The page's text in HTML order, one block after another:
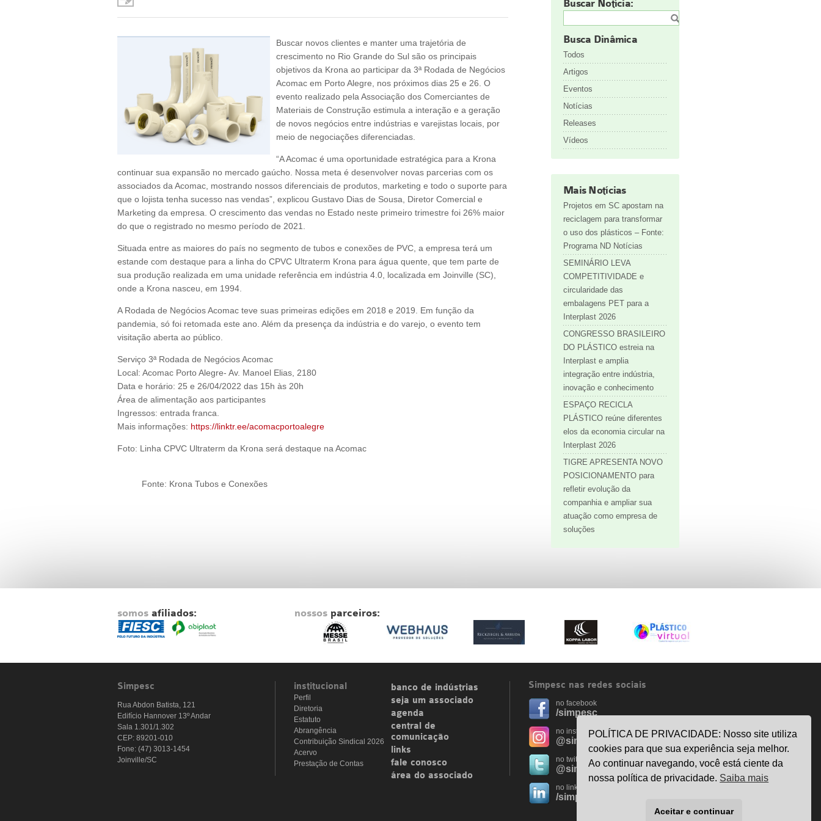
Buscar novos clientes e manter uma trajetória de
crescimento no Rio Grande do Sul são os principais
objetivos da Krona ao participar da 3ª Rodada de Negócios
Acomac em Porto Alegre, nos próximos dias 25 e 26. O
evento realizado pela Associação dos Comerciantes de
Materiais de Construção estimula a interação e a geração
de novos negócios entre indústrias e varejistas locais, por
meio de negociações diferenciadas.
“A Acomac é uma oportunidade estratégica para a Krona
continuar sua expansão no mercado gaúcho. Nossa meta é desenvolver novas parcerias com os
associados da Acomac, mostrando nossos diferenciais de produtos, marketing e todo o suporte para
que o lojista tenha sucesso nas vendas”, explicou Gustavo Dias de Sousa, Diretor Comercial e
Marketing da empresa. O crescimento das vendas no Estado neste primeiro trimestre foi 26% maior
do que o registrado no mesmo período de 2021.
Situada entre as maiores do país no segmento de tubos e conexões de PVC, a empresa terá um
estande com destaque para a linha do CPVC Ultraterm Krona para água quente, que tem parte de
sua produção realizada em uma unidade referência em indústria 4.0, localizada em Joinville (SC),
onde a Krona nasceu, em 1994.
A Rodada de Negócios Acomac teve suas primeiras edições em 2018 e 2019. Em função da
pandemia, só foi retomada este ano. Além da presença da indústria e do varejo, o evento tem
visitação aberta ao público.
Serviço 3ª Rodada de Negócios Acomac
Local: Acomac Porto Alegre- Av. Manoel Elias, 2180
Data e horário: 25 e 26/04/2022 das 15h às 20h
Área de alimentação aos participantes
Ingressos: entrada franca.
Mais informações: https://linktr.ee/acomacportoalegre
Foto: Linha CPVC Ultraterm da Krona será destaque na Acomac
Fonte: Krona Tubos e Conexões
Buscar Notícia:
Busca Dinâmica
Todos
Artigos
Eventos
Notícias
Releases
Vídeos
Mais Notícias
Projetos em SC apostam na
reciclagem para transformar
o uso dos plásticos – Fonte:
Programa ND Notícias
SEMINÁRIO LEVA
COMPETITIVIDADE e
circularidade das
embalagens PET para a
Interplast 2026
CONGRESSO BRASILEIRO
DO PLÁSTICO estreia na
Interplast e amplia
integração entre indústria,
inovação e conhecimento
ESPAÇO RECICLA
PLÁSTICO reúne diferentes
elos da economia circular na
Interplast 2026
TIGRE APRESENTA NOVO
POSICIONAMENTO para
refletir evolução da
companhia e ampliar sua
atuação como empresa de
soluções
somos afiliados: nossos parceiros:
Simpesc
Rua Abdon Batista, 121
Edifício Hannover 13º Andar
Sala 1.301/1.302
CEP: 89201-010
Fone: (47) 3013-1454
Joinville/SC
institucional
Perfil
Diretoria
Estatuto
Abrangência
Contribuição Sindical 2026
Acervo
Prestação de Contas
banco de indústrias
seja um associado
agenda
central de
comunicação
links
fale conosco
área do associado
Simpesc nas redes sociais
no facebook
/simpesc
no instagram
@simpescplasticos
no twitter
@simpesc
no linkedin
/simpesc
POLÍTICA DE PRIVACIDADE: Nosso site utiliza
cookies para que sua experiência seja melhor.
Ao continuar navegando, você está ciente da
nossa política de privacidade. Saiba mais
Aceitar e continuar